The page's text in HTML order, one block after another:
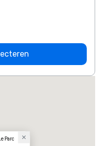
Parc